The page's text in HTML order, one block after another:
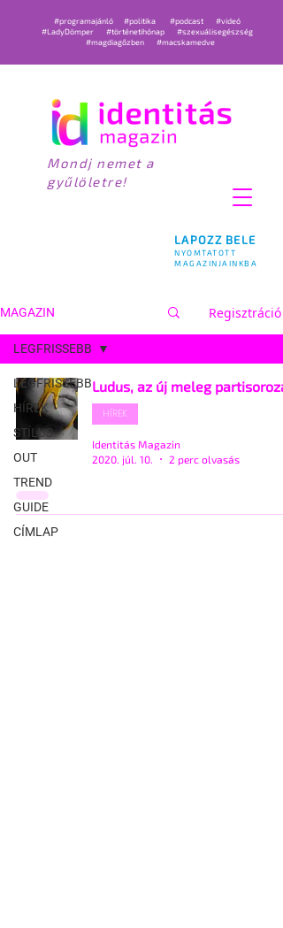
LAPOZZ BELE
NYOMTATOTT
MAGAZINJAINKBA
#programajánló #politika #podcast
#videó
#LadyDömper
#történetihónap
#szexuálisegészség
#magdiagőzben
#macskamedve
Mondj nemet a
gyűlöletre!
MAGAZIN Regisztráció
LEGFRISSEBB
HÍREK
STÍLUS
OUT
TREND
GUIDE
CÍMLAP
LEGFRISSEBB
Ludus, az új meleg
HÍREK
Identitás Magazin
2020. júl. 10.
2 perc olvasás